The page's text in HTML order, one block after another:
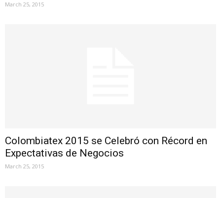
March 25, 2015
Colombiatex 2015 se Celebró con Récord en
Expectativas de Negocios
March 25, 2015